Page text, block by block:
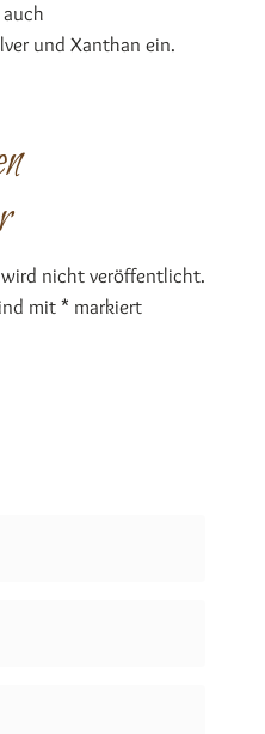
und Xanthan ein.
wird nicht veröffentlicht.
mit * markiert